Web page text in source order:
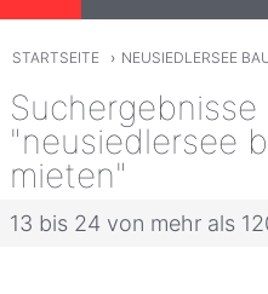
STARTSEITE › NEUSIEDLERSEE
Suchergebnisse
"neusiedlersee
mieten"
13 bis 24 von mehr als